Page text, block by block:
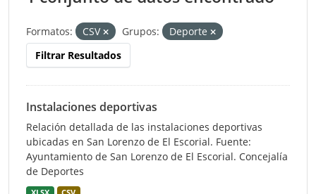
Formatos: CSV Grupos:
Deporte
Filtrar Resultados
Instalaciones deportivas
Relación detallada de las instalaciones deportivas
ubicadas en San Lorenzo de El Escorial. Fuente:
Ayuntamiento de San Lorenzo de El Escorial. Concejalía
de Deportes